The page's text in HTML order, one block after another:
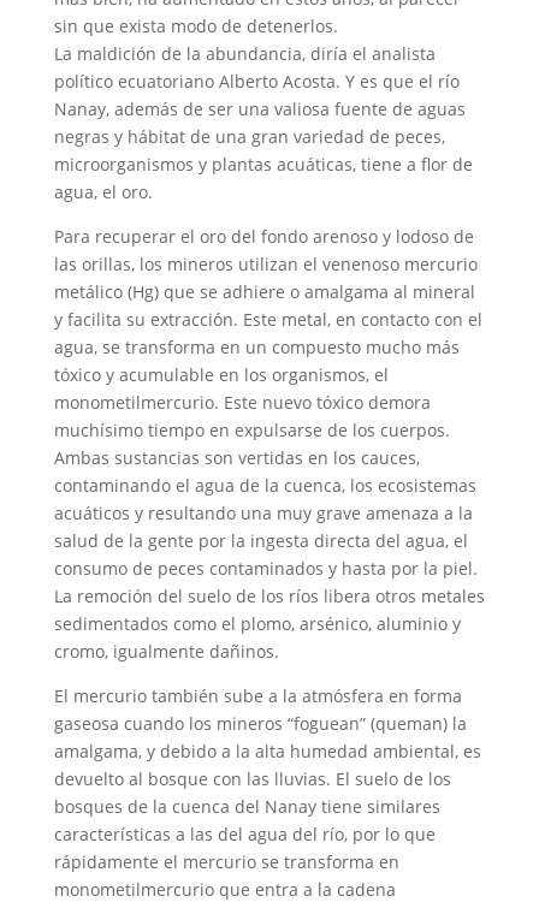
sin que exista modo de detenerlos.
La maldición de la abundancia, diría el analista
político ecuatoriano Alberto Acosta. Y es que el río
Nanay, además de ser una valiosa fuente de aguas
negras y hábitat de una gran variedad de peces,
microorganismos y plantas acuáticas, tiene a flor de
agua, el oro.
Para recuperar el oro del fondo arenoso y lodoso de
las orillas, los mineros utilizan el venenoso mercurio
metálico (Hg) que se adhiere o amalgama al mineral
y facilita su extracción. Este metal, en contacto con el
agua, se transforma en un compuesto mucho más
tóxico y acumulable en los organismos, el
monometilmercurio. Este nuevo tóxico demora
muchísimo tiempo en expulsarse de los cuerpos.
Ambas sustancias son vertidas en los cauces,
contaminando el agua de la cuenca, los ecosistemas
acuáticos y resultando una muy grave amenaza a la
salud de la gente por la ingesta directa del agua, el
consumo de peces contaminados y hasta por la piel.
La remoción del suelo de los ríos libera otros metales
sedimentados como el plomo, arsénico, aluminio y
cromo, igualmente dañinos.
El mercurio también sube a la atmósfera en forma
gaseosa cuando los mineros “foguean” (queman) la
amalgama, y debido a la alta humedad ambiental, es
devuelto al bosque con las lluvias. El suelo de los
bosques de la cuenca del Nanay tiene similares
características a las del agua del río, por lo que
rápidamente el mercurio se transforma en
monometilmercurio que entra a la cadena